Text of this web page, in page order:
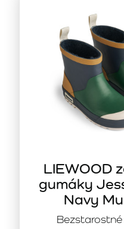
LIEWOOD
gumáky
Navy